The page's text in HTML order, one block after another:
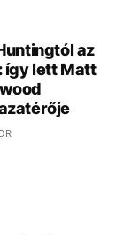
az
így lett Matt